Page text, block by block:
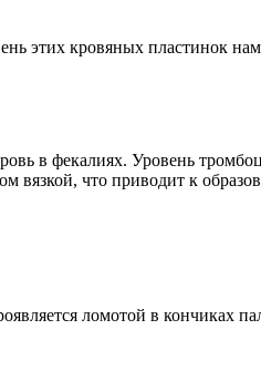
этих кровяных пластинок
в фекалиях. Уровень
вязкой, что приводит к
ломотой в кончиках